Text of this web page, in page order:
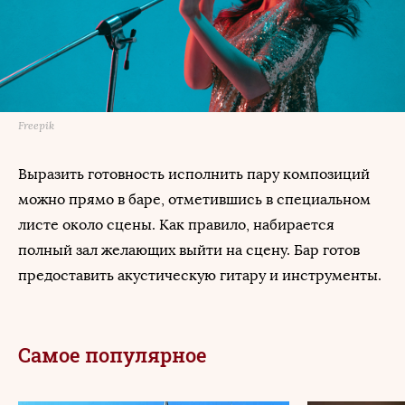
Freepik
Выразить готовность исполнить пару композиций
можно прямо в баре, отметившись в специальном
листе около сцены. Как правило, набирается
полный зал желающих выйти на сцену. Бар готов
предоставить акустическую гитару и инструменты.
Самое популярное